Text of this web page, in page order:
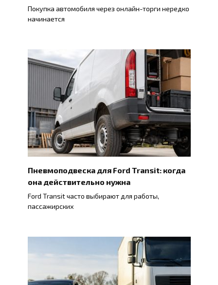
Покупка автомобиля через онлайн-торги нередко
начинается
Пневмоподвеска для Ford Transit: когда
она действительно нужна
Ford Transit часто выбирают для работы,
пассажирских